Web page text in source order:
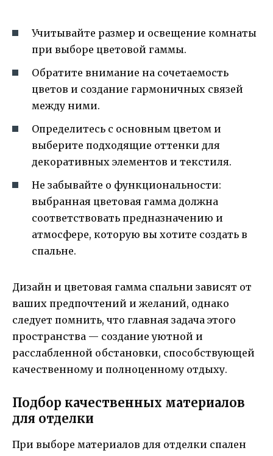
Учитывайте размер и освещение комнаты
при выборе цветовой гаммы.
Обратите внимание на сочетаемость
цветов и создание гармоничных связей
между ними.
Определитесь с основным цветом и
выберите подходящие оттенки для
декоративных элементов и текстиля.
Не забывайте о функциональности:
выбранная цветовая гамма должна
соответствовать предназначению и
атмосфере, которую вы хотите создать в
спальне.
Дизайн и цветовая гамма спальни зависят от
ваших предпочтений и желаний, однако
следует помнить, что главная задача этого
пространства — создание уютной и
расслабленной обстановки, способствующей
качественному и полноценному отдыху.
Подбор качественных материалов
для отделки
При выборе материалов для отделки спален